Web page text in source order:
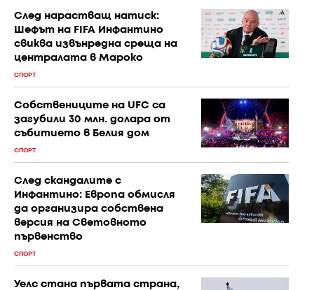
След нарастващ натиск:
Шефът на FIFA Инфантино
свиква извънредна среща на
централата в Мароко
СПОРТ
Собствениците на UFC са
загубили 30 млн. долара от
събитието в Белия дом
СПОРТ
След скандалите с
Инфантино: Европа обмисля
да организира собствена
версия на Световното
първенство
СПОРТ
Уелс стана първата страна,